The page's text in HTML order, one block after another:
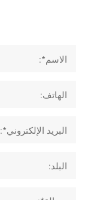
الاسم*:
الهاتف:
البريد الإلكتروني*:
البلد: